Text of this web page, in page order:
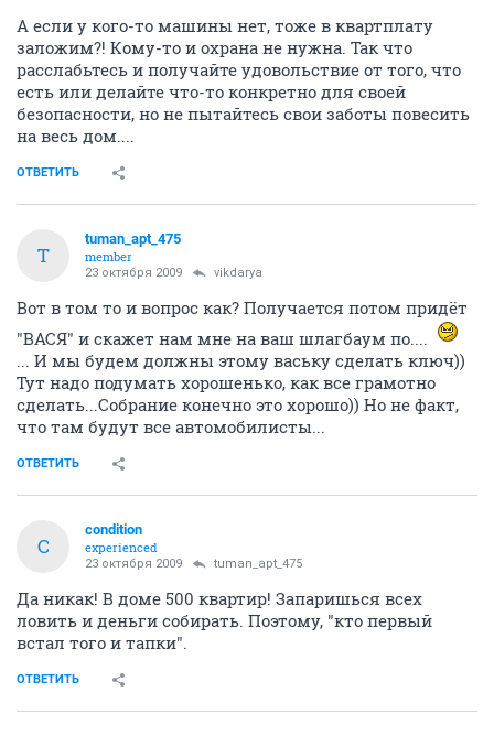
А если у кого-то машины нет, тоже в квартплату
заложим?! Кому-то и охрана не нужна. Так что
расслабьтесь и получайте удовольствие от того, что
есть или делайте что-то конкретно для своей
безопасности, но не пытайтесь свои заботы повесить
на весь дом....
ОТВЕТИТЬ
T
tuman_apt_475
member
23 октября 2009 vikdarya
Вот в том то и вопрос как? Получается потом придёт
"ВАСЯ" и скажет нам мне на ваш шлагбаум по....
... И мы будем должны этому ваську сделать ключ))
Тут надо подумать хорошенько, как все грамотно
сделать...Собрание конечно это хорошо)) Но не факт,
что там будут все автомобилисты...
ОТВЕТИТЬ
C
condition
experienced
23 октября 2009 tuman_apt_475
Да никак! В доме 500 квартир! Запаришься всех
ловить и деньги собирать. Поэтому, "кто первый
встал того и тапки".
ОТВЕТИТЬ